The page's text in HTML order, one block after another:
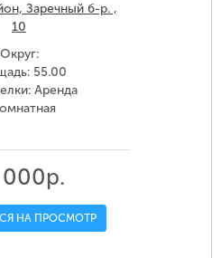
Заречный б-р. ,
10
Округ:
55.00
Аренда
000р.
НА ПРОСМОТР